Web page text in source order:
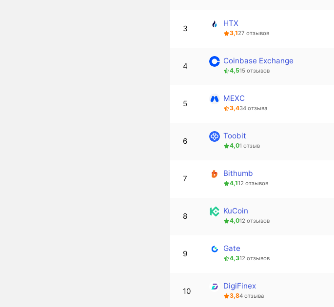
3
HTX
3,127 отзывов
4
Coinbase Exchange
4,515 отзывов
5
MEXC
3,434 отзыва
6
Toobit
4,01 отзыв
7
Bithumb
4,112 отзывов
8
KuCoin
4,012 отзывов
9
Gate
4,312 отзывов
10
DigiFinex
3,84 отзыва